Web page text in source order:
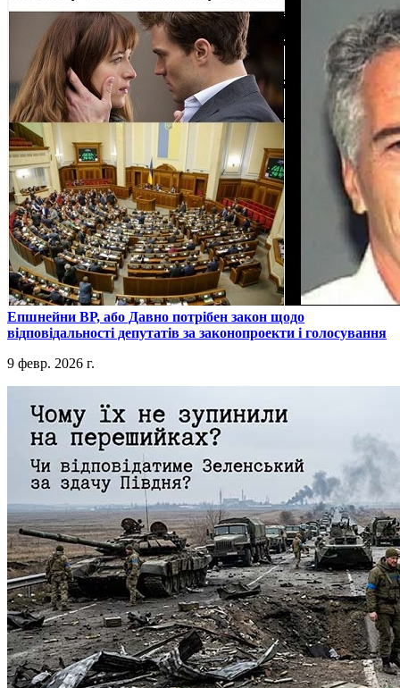
​Епшнейни ВР, або Давно потрібен закон щодо
відповідальності депутатів за законопроекти і голосування
9 февр. 2026 г.